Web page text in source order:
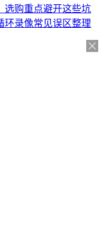
选购重点避开这些坑
环录像常见误区整理